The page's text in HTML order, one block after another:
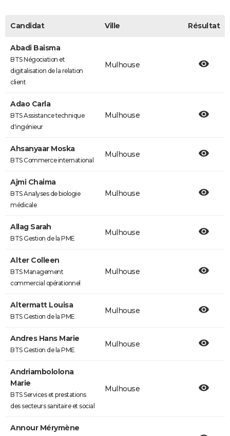
Candidat Ville Résultat
Abadi Baisma
BTS Négociation et
digitalisation de la relation
client
Mulhouse
Adao Carla
BTS Assistance technique
d'ingénieur
Mulhouse
Ahsanyaar Moska
BTS Commerce international
Mulhouse
Ajmi Chaima
BTS Analyses de biologie
médicale
Mulhouse
Allag Sarah
BTS Gestion de la PME
Mulhouse
Alter Colleen
BTS Management
commercial opérationnel
Mulhouse
Altermatt Louisa
BTS Gestion de la PME
Mulhouse
Andres Hans Marie
BTS Gestion de la PME
Mulhouse
Andriambololona
Marie
BTS Services et prestations
des secteurs sanitaire et social
Mulhouse
Annour Mérymène